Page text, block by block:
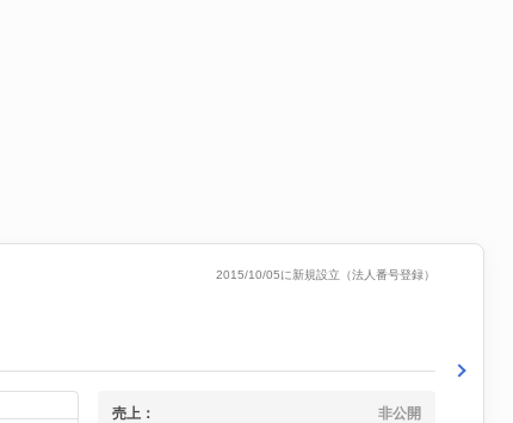
2015/10/05に新規設立（法人番号登録）
売上： 非公開